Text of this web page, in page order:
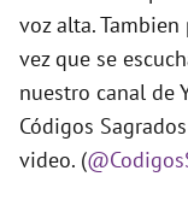
voz alta.
vez que se
nuestro canal de
Códigos
video. (